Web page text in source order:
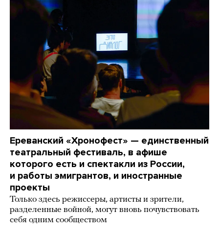
Ереванский «Хронофест» — единственный
театральный фестиваль, в афише
которого есть и спектакли из России,
и работы эмигрантов, и иностранные
проекты
Только здесь режиссеры, артисты и зрители,
разделенные войной, могут вновь почувствовать
себя одним сообществом